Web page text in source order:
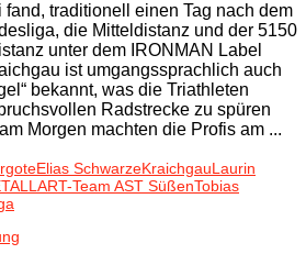
fand, traditionell einen Tag nach dem
die Mitteldistanz und der 5150
unter dem IRONMAN Label
ist umgangssprachlich auch
bekannt, was die Triathleten
Radstrecke zu spüren
Morgen machten die Profis am ...
Elias SchwarzeKraichgauLaurin
Team AST SüßenTobias